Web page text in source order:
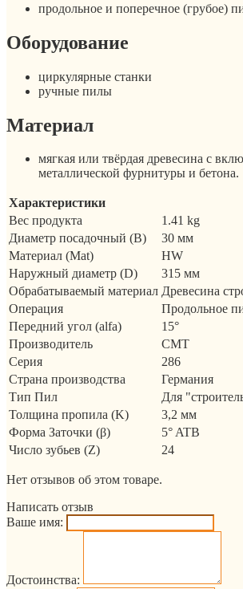
продольное и поперечное (грубое)
Оборудование
циркулярные станки
ручные пилы
Материал
мягкая или твёрдая древесина с
металлической фурнитуры и бетона.
Характеристики
Вес продукта
1.41 kg
Диаметр посадочный (B)
30 мм
Материал (Mat)
HW
Наружный диаметр (D)
315 мм
Обрабатываемый материал Древесина
Операция
Продольное
Передний угол (alfa)
15°
Производитель
CMT
Серия
286
Страна производства
Германия
Тип Пил
Для
Толщина пропила (K)
3,2 мм
Форма Заточки (β)
5° ATB
Число зубьев (Z)
24
Нет отзывов об этом товаре.
Написать отзыв
Ваше имя:
Достоинства: